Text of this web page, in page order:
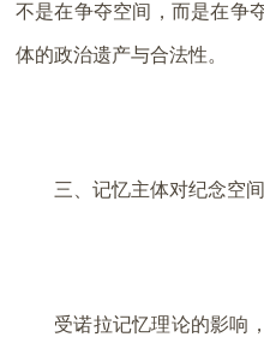
不是在争夺空间，而是在争
体的政治遗产与合法性。
三、记忆主体对纪念空
受诺拉记忆理论的影响